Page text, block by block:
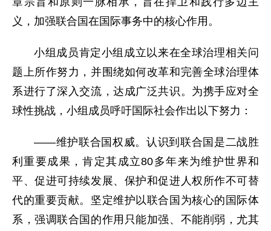
义，加强联合国在国际事务中的核心作用。
小组成员肯定小组成立以来在全球治理相关问
题上所作努力，并围绕如何改革和完善全球治理体
系进行了深入交流，达成广泛共识。为携手应对全
球性挑战，小组成员呼吁国际社会作出以下努力：
——维护联合国权威。认识到联合国是二战胜
利重要成果，肯定其成立80多年来为维护世界和
平、促进可持续发展、保护和促进人权所作不可替
代的重要贡献。坚定维护以联合国为核心的国际体
系，强调联合国的作用只能加强、不能削弱，尤其